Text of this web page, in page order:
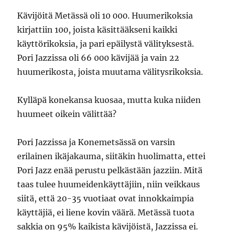
Kävijöitä Metässä oli 10 000. Huumerikoksia
kirjattiin 100, joista käsittääkseni kaikki
käyttörikoksia, ja pari epäilystä välityksestä.
Pori Jazzissa oli 66 000 kävijää ja vain 22
huumerikosta, joista muutama välitysrikoksia.
Kylläpä konekansa kuosaa, mutta kuka niiden
huumeet oikein välittää?
Pori Jazzissa ja Konemetsässä on varsin
erilainen ikäjakauma, siitäkin huolimatta, ettei
Pori Jazz enää perustu pelkästään jazziin. Mitä
taas tulee huumeidenkäyttäjiin, niin veikkaus
siitä, että 20-35 vuotiaat ovat innokkaimpia
käyttäjiä, ei liene kovin väärä. Metässä tuota
sakkia on 95% kaikista kävijöistä, Jazzissa ei.